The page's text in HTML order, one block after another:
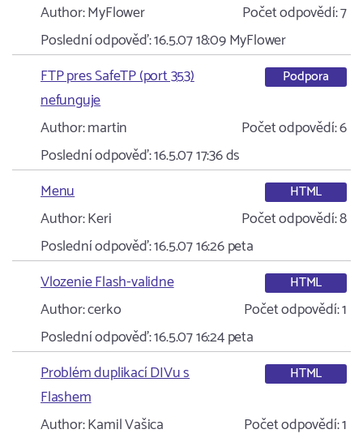
Author:MyFlower Počet odpovědí:7
Poslední odpověď:16.5.07 18:09MyFlower
FTP pres SafeTP (port 353)
nefunguje
Podpora
Author:martin Počet odpovědí:6
Poslední odpověď:16.5.07 17:36ds
Menu
HTML
Author:Keri Počet odpovědí:8
Poslední odpověď:16.5.07 16:26peta
Vlozenie Flash-validne
HTML
Author:cerko Počet odpovědí:1
Poslední odpověď:16.5.07 16:24peta
Problém duplikací DIVu s
Flashem
HTML
Author:Kamil Vašica Počet odpovědí:1